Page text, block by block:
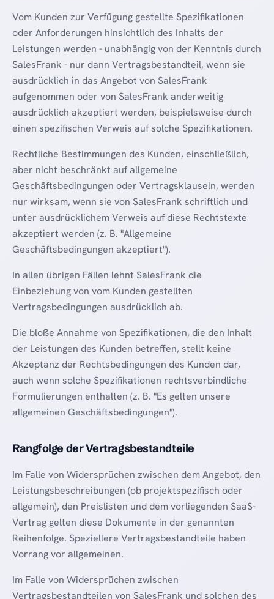
Vom Kunden zur Verfügung gestellte Spezifikationen
oder Anforderungen hinsichtlich des Inhalts der
Leistungen werden - unabhängig von der Kenntnis durch
SalesFrank - nur dann Vertragsbestandteil, wenn sie
ausdrücklich in das Angebot von SalesFrank
aufgenommen oder von SalesFrank anderweitig
ausdrücklich akzeptiert werden, beispielsweise durch
einen spezifischen Verweis auf solche Spezifikationen.
Rechtliche Bestimmungen des Kunden, einschließlich,
aber nicht beschränkt auf allgemeine
Geschäftsbedingungen oder Vertragsklauseln, werden
nur wirksam, wenn sie von SalesFrank schriftlich und
unter ausdrücklichem Verweis auf diese Rechtstexte
akzeptiert werden (z. B. "Allgemeine
Geschäftsbedingungen akzeptiert").
In allen übrigen Fällen lehnt SalesFrank die
Einbeziehung von vom Kunden gestellten
Vertragsbedingungen ausdrücklich ab.
Die bloße Annahme von Spezifikationen, die den Inhalt
der Leistungen des Kunden betreffen, stellt keine
Akzeptanz der Rechtsbedingungen des Kunden dar,
auch wenn solche Spezifikationen rechtsverbindliche
Formulierungen enthalten (z. B. "Es gelten unsere
allgemeinen Geschäftsbedingungen").
Rangfolge der Vertragsbestandteile
Im Falle von Widersprüchen zwischen dem Angebot, den
Leistungsbeschreibungen (ob projektspezifisch oder
allgemein), den Preislisten und dem vorliegenden SaaS-
Vertrag gelten diese Dokumente in der genannten
Reihenfolge. Speziellere Vertragsbestandteile haben
Vorrang vor allgemeinen.
Im Falle von Widersprüchen zwischen
Vertragsbestandteilen von SalesFrank und solchen des